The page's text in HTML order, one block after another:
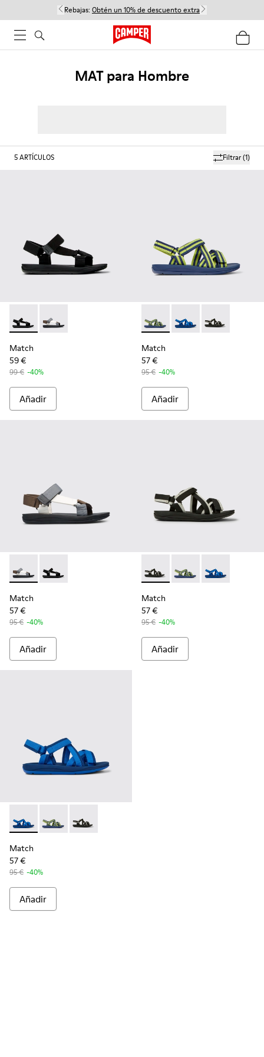
Rebajas: Obtén un 10% de descuento extra
MAT para Hombre
Filtrar(1)
5ARTÍCULOS
Match - K100539-001 - Sandalias de tejido negras para
Match - K100539-013 - Sandalia multicolor para
Match
59 €
99 € -40%
Añadir
Match - K100781-008 -
Match - K100781-
Match -
Match
57 €
95 € -40%
Añadir
Match - K100539-013 - Sandalia multicolor para hombre
Match - K100539-001 - Sandalias de tejido negras
Match
57 €
95 € -40%
Añadir
Match - K100781-001 -
Match - K100781-
Match -
Match
57 €
95 € -40%
Añadir
Match - K100781-004 - Sandalias de PET reciclado azules
Match - K100781-008 - Sandalias azules y amarillas
Match - K100781-001 - Sandalias de PET
Match
57 €
95 € -40%
Añadir